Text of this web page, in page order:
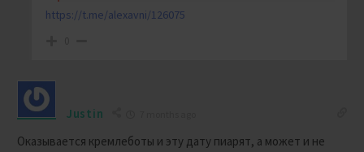
https://t.me/alexavni/126075
Justin
Оказывается кремлеботы и эту дату пиарят, а может и не